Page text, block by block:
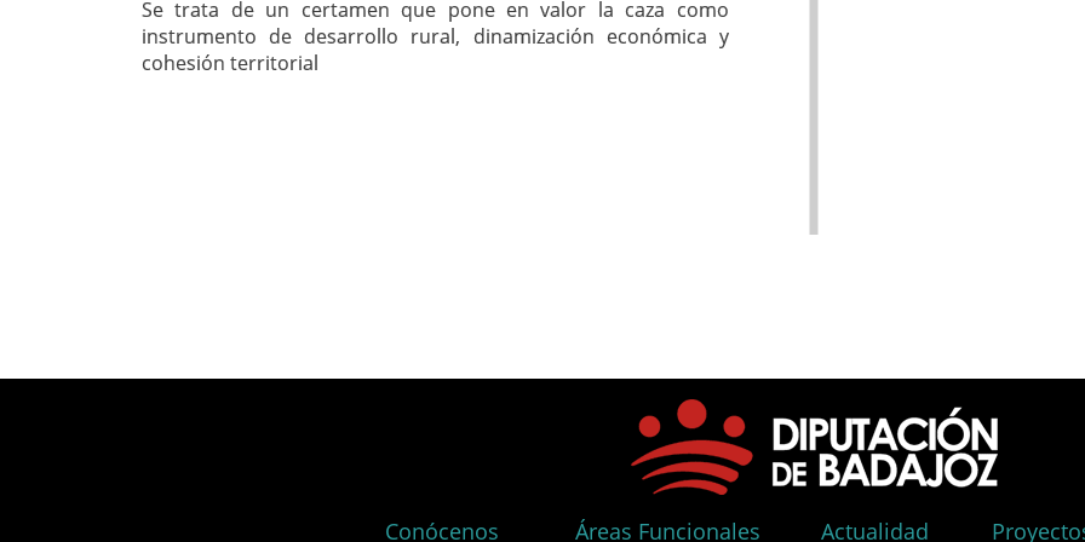
Se trata de un certamen que pone en valor la caza como
instrumento de desarrollo rural, dinamización económica y
cohesión territorial
Conócenos Áreas Funcionales Actualidad